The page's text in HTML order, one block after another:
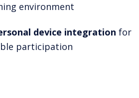
environment
device integration for
participation